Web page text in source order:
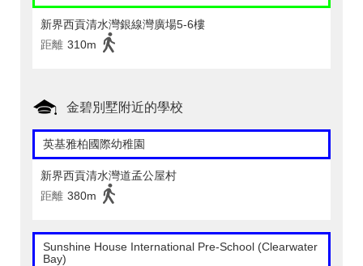
新界西貢清水灣銀線灣廣場5-6樓
距離 310m
金碧別墅附近的學校
英基雅柏國際幼稚園
新界西貢清水灣道孟公屋村
距離 380m
Sunshine House International Pre-School (Clearwater
Bay)